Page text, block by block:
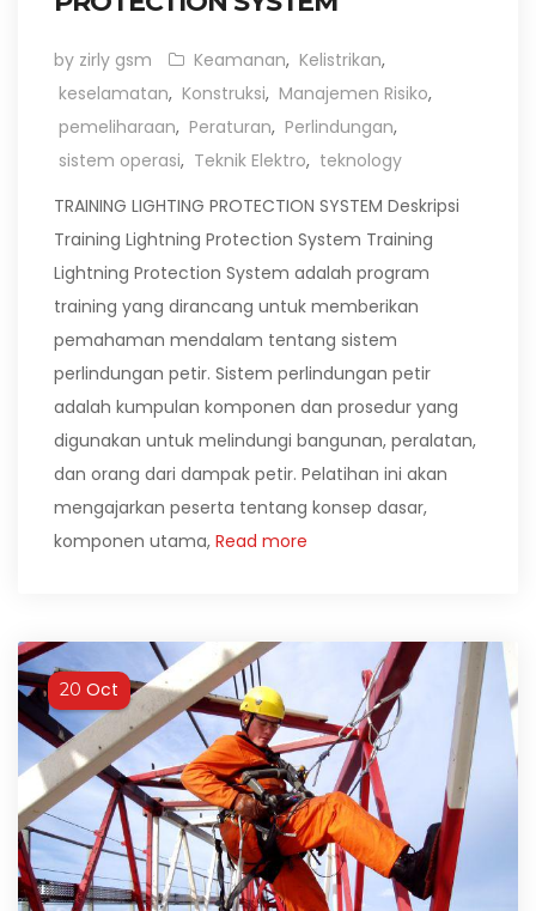
by zirly gsm Keamanan, Kelistrikan,
keselamatan, Konstruksi, Manajemen Risiko,
pemeliharaan, Peraturan, Perlindungan,
sistem operasi, Teknik Elektro, teknology
TRAINING LIGHTING PROTECTION SYSTEM Deskripsi
Training Lightning Protection System Training
Lightning Protection System adalah program
training yang dirancang untuk memberikan
pemahaman mendalam tentang sistem
perlindungan petir. Sistem perlindungan petir
adalah kumpulan komponen dan prosedur yang
digunakan untuk melindungi bangunan, peralatan,
dan orang dari dampak petir. Pelatihan ini akan
mengajarkan peserta tentang konsep dasar,
komponen utama, Read more
20 Oct